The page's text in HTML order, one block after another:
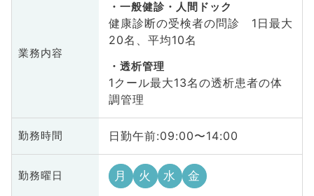
業務内容
一般健診・人間ドック
健康診断の受検者の問診 1日最大
20名、平均10名
透析管理
1クール最大13名の透析患者の体
調管理
勤務時間 日勤午前:09:00〜14:00
勤務曜日 月 火 水 金